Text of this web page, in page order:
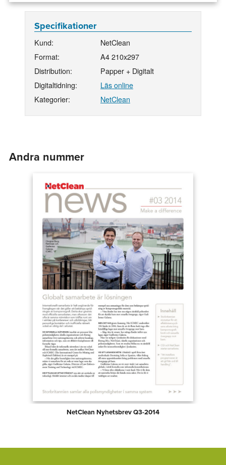
Specifikationer
Kund:
NetClean
Format:
A4 210x297
Distribution:
Papper + Digitalt
Digitaltidning:
Läs online
Kategorier:
NetClean
Andra nummer
NetClean Nyhetsbrev Q3-2014